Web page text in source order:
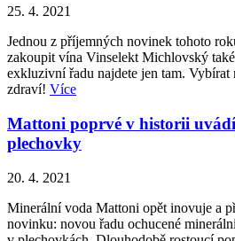
25. 4. 2021
Jednou z příjemných novinek tohoto
zakoupit vína Vinselekt Michlovský
exkluzivní řadu najdete jen tam. Vybírat
zdraví! Více
Mattoni poprvé v historii
plechovky
20. 4. 2021
Minerální voda Mattoni opět inovuje a
novinku: novou řadu ochucené